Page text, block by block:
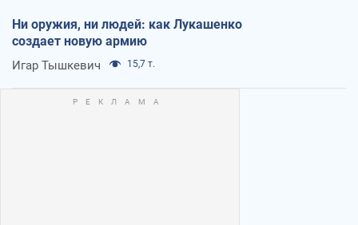
Ни оружия, ни людей: как Лукашенко
создает новую армию
Игар Тышкевич 15,7 т.